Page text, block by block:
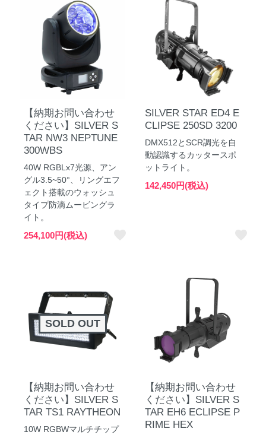
【納期お問い合わせ
ください】SILVER S
TAR NW3 NEPTUNE
300WBS
40W RGBLx7光源、アン
グル3.5~50°、リングエフ
ェクト搭載のウォッシュ
タイプ防滴ムービングラ
イト。
254,100円(税込)
SILVER STAR ED4 E
CLIPSE 250SD 3200
DMX512とSCR調光を自
動認識するカッタースポ
ットライト。
142,450円(税込)
SOLD OUT
【納期お問い合わせ
ください】SILVER S
TAR TS1 RAYTHEON
10W RGBWマルチチップ
【納期お問い合わせ
ください】SILVER S
TAR EH6 ECLIPSE P
RIME HEX